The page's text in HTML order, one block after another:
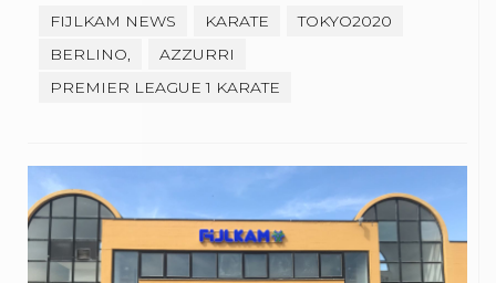
FIJLKAM NEWS KARATE
TOKYO2020
BERLINO,
AZZURRI
PREMIER LEAGUE 1 KARATE